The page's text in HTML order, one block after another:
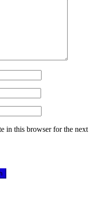
in this browser for the next